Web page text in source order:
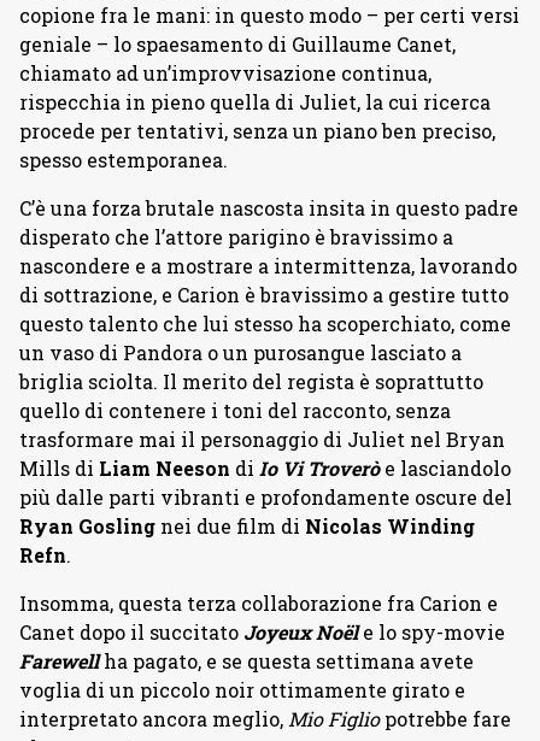
copione fra le mani: in questo modo – per certi versi
geniale – lo spaesamento di Guillaume Canet,
chiamato ad un’improvvisazione continua,
rispecchia in pieno quella di Juliet, la cui ricerca
procede per tentativi, senza un piano ben preciso,
spesso estemporanea.
C’è una forza brutale nascosta insita in questo padre
disperato che l’attore parigino è bravissimo a
nascondere e a mostrare a intermittenza, lavorando
di sottrazione, e Carion è bravissimo a gestire tutto
questo talento che lui stesso ha scoperchiato, come
un vaso di Pandora o un purosangue lasciato a
briglia sciolta. Il merito del regista è soprattutto
quello di contenere i toni del racconto, senza
trasformare mai il personaggio di Juliet nel Bryan
Mills di Liam Neeson di Io Vi Troveròe lasciandolo
più dalle parti vibranti e profondamente oscure del
Ryan Gosling nei due film di Nicolas Winding
Refn.
Insomma, questa terza collaborazione fra Carion e
Canet dopo il succitato JoyeuxNoële lo spy-movie
Farewellha pagato, e se questa settimana avete
voglia di un piccolo noir ottimamente girato e
interpretato ancora meglio, Mio Figliopotrebbe fare